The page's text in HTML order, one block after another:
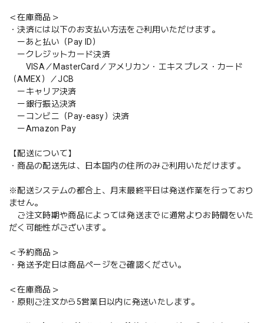
＜在庫商品＞
・決済には以下のお支払い方法をご利用いただけます。
ーあと払い（Pay ID）
ークレジットカード決済
VISA／MasterCard／アメリカン・エキスプレス・カード
（AMEX）／JCB
ーキャリア決済
ー銀行振込決済
ーコンビニ（Pay-easy）決済
ーAmazon Pay
【配送について】
・商品の配送先は、日本国内の住所のみご利用いただけます。
※配送システムの都合上、月末最終平日は発送作業を行っており
ません。
ご注文時期や商品によっては発送までに通常よりお時間をいた
だく可能性がございます。
＜予約商品＞
・発送予定日は商品ページをご確認ください。
＜在庫商品＞
・原則ご注文から5営業日以内に発送いたします。